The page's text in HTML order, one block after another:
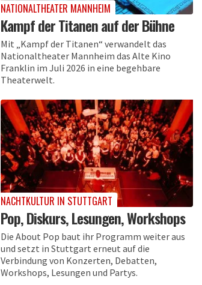
NATIONALTHEATER MANNHEIM
Kampf der Titanen auf der Bühne
Mit „Kampf der Titanen“ verwandelt das
Nationaltheater Mannheim das Alte Kino
Franklin im Juli 2026 in eine begehbare
Theaterwelt.
NACHTKULTUR IN STUTTGART
Pop, Diskurs, Lesungen, Workshops
Die About Pop baut ihr Programm weiter aus
und setzt in Stuttgart erneut auf die
Verbindung von Konzerten, Debatten,
Workshops, Lesungen und Partys.